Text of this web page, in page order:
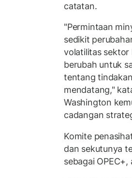
catatan.
"Permintaan
sedikit
volatilitas sektor
berubah untuk
tentang
mendatang,"
Washington
cadangan
Komite
dan sekutunya
sebagai